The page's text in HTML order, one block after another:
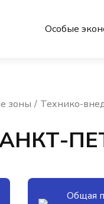
Особые
зоны Технико-
Общая